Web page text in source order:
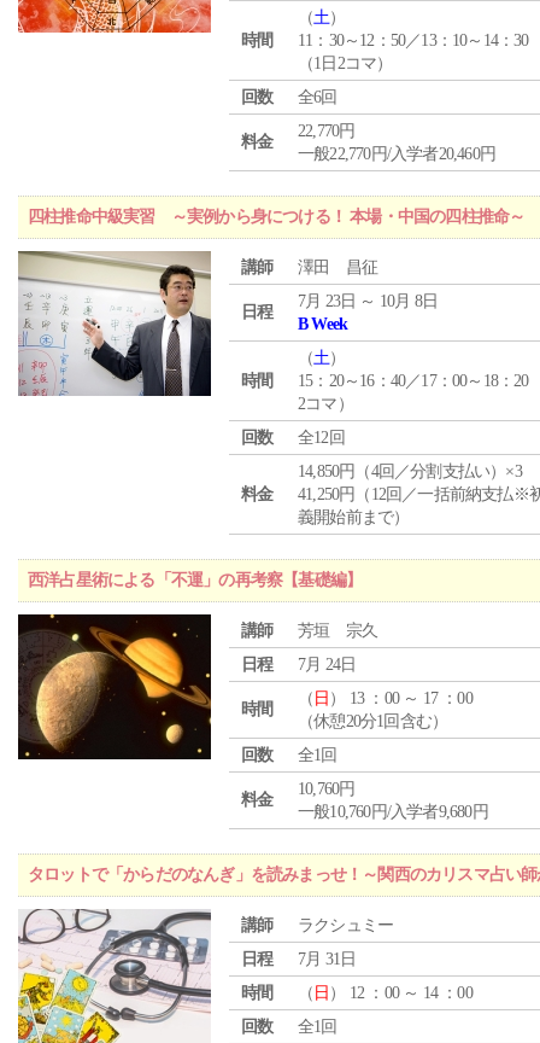
時間
（土）
11：30～12：50／13：10～14：30
（1日2コマ）
回数
全6回
料金
22,770円
一般22,770円/入学者20,460円
四柱推命中級実習 ～実例から身につける！ 本場・中国の四柱推命～
講師 澤田 昌征
日程
7月 23日 ～ 10月 8日
B Week
時間
（土）
15：20～16：40／17：00～18：20
2コマ）
回数
全12回
料金
14,850円（4回／分割支払い）×3
41,250円（12回／一括前納支払※
義開始前まで）
西洋占星術による「不運」の再考察【基礎編】
講師
芳垣 宗久
日程
7月 24日
時間
（ 日 ） 13 ：00 ～ 17 ：00
（休憩20分1回含む）
回数
全1回
料金
10,760円
一般10,760円/入学者9,680円
タロットで「からだのなんぎ」を読みまっせ！～関西のカリスマ占い
講師
ラクシュミー
日程
7月 31日
時間
（ 日 ） 12 ：00 ～ 14 ：00
回数
全1回